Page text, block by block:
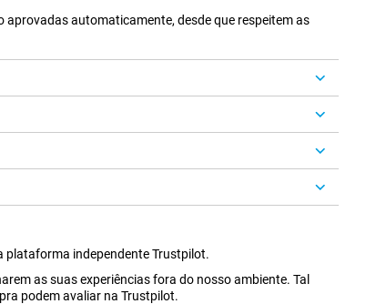
automaticamente, desde que respeitem as
plataforma independente Trustpilot.
as suas experiências fora do nosso ambiente. Tal
podem avaliar na Trustpilot.